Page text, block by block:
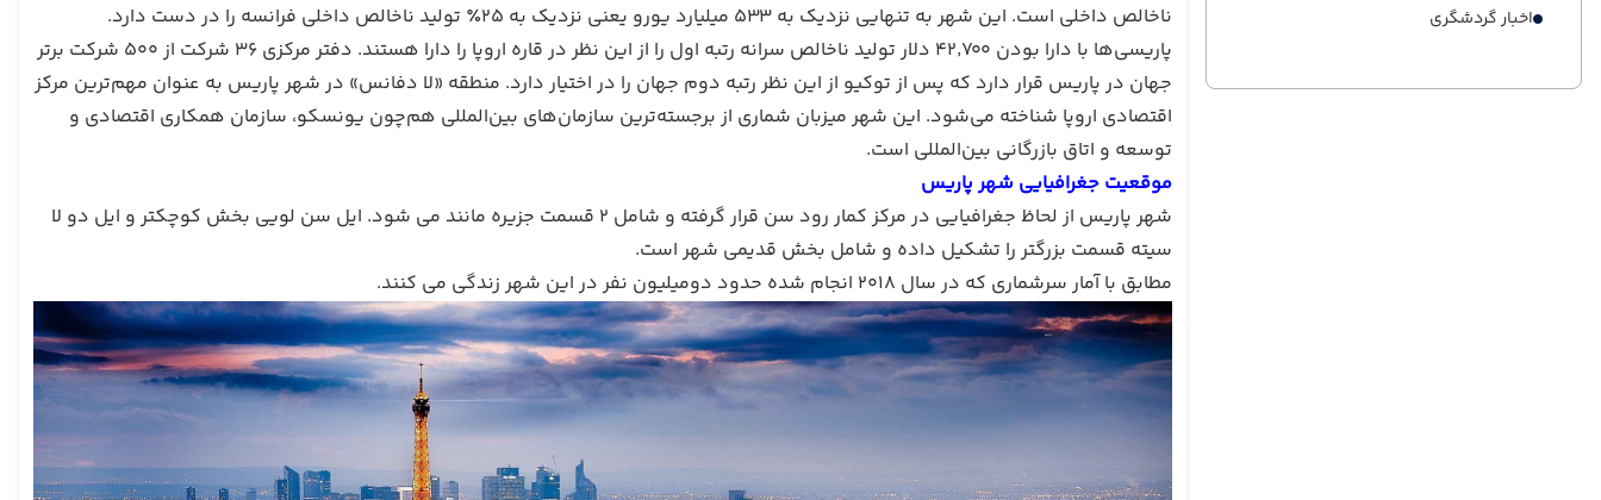
اخبار گردشگری
ناخالص داخلی است. این شهر به تنهایی نزدیک به ۵۳۳ میلیارد یورو یعنی نزدیک به ۲۵٪ تولید ناخالص داخلی فرانسه را در دست دارد.
پاریسی‌ها با دارا بودن ۴۲٬۷۰۰ دلار تولید ناخالص سرانه رتبه اول را از این نظر در قاره اروپا را دارا هستند. دفتر مرکزی ۳۶ شرکت از ۵۰۰ شرکت برتر
جهان در پاریس قرار دارد که پس از توکیو از این نظر رتبه دوم جهان را در اختیار دارد. منطقه «لا دفانس» در شهر پاریس به عنوان مهم‌ترین مرکز
اقتصادی اروپا شناخته می‌شود. این شهر میزبان شماری از برجسته‌ترین سازمان‌های بین‌المللی هم‌چون یونسکو، سازمان همکاری اقتصادی و
توسعه و اتاق بازرگانی بین‌المللی است.
موقعیت جغرافیایی شهر پاریس
شهر پاریس از لحاظ جغرافیایی در مرکز کمار رود سن قرار گرفته و شامل ۲ قسمت جزیره مانند می شود. ایل سن لویی بخش کوچکتر و ایل دو لا
سیته قسمت بزرگتر را تشکیل داده و شامل بخش قدیمی شهر است.
مطابق با آمار سرشماری که در سال ۲۰۱۸ انجام شده حدود دومیلیون نفر در این شهر زندگی می کنند.